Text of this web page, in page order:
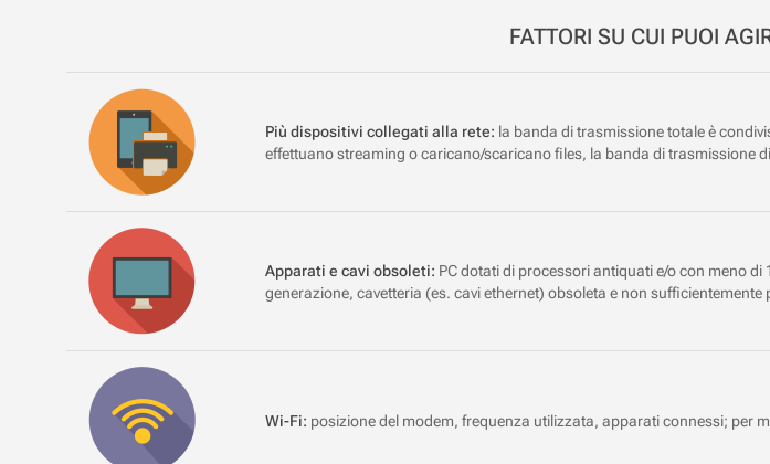
FATTORI SU CUI PUOI
Più dispositivi collegati alla rete: la banda di trasmissione totale è
effettuano streaming o caricano/scaricano files, la banda di trasmissione
Apparati e cavi obsoleti: PC dotati di processori antiquati e/o con meno
generazione, cavetteria (es. cavi ethernet) obsoleta e non sufficientemente
Wi-Fi: posizione del modem, frequenza utilizzata, apparati connessi; per